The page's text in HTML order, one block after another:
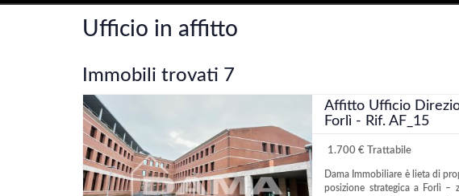
Ufficio in affitto
Immobili trovati 7
Affitto Ufficio
Forlì - Rif. AF_15
1.700 € Trattabile
Dama Immobiliare è lieta di
posizione strategica a Forlì –